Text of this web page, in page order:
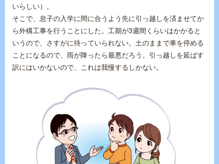
いらしい）。
そこで、息子の入学に間に合うよう先に引っ越しを済ませてか
ら外構工事を行うことにした。工期が3週間くらいはかかると
いうので、さすがに待っていられない。土のままで車を停める
ことになるので、雨が降ったら最悪だろう。引っ越しを延ばす
訳にはいかないので、これは我慢するしかない。